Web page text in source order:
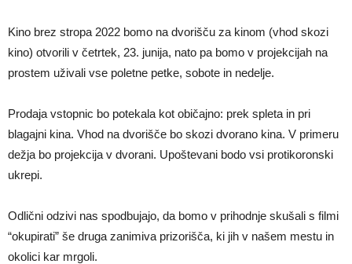
Kino brez stropa 2022 bomo na dvorišču za kinom (vhod skozi
kino) otvorili v četrtek, 23. junija, nato pa bomo v projekcijah na
prostem uživali vse poletne petke, sobote in nedelje.
Prodaja vstopnic bo potekala kot običajno: prek spleta in pri
blagajni kina. Vhod na dvorišče bo skozi dvorano kina. V primeru
dežja bo projekcija v dvorani. Upoštevani bodo vsi protikoronski
ukrepi.
Odlični odzivi nas spodbujajo, da bomo v prihodnje skušali s filmi
“okupirati” še druga zanimiva prizorišča, ki jih v našem mestu in
okolici kar mrgoli.